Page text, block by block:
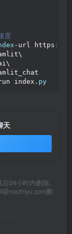
度
-url https ://
index. py
天
24小时内删除。
删